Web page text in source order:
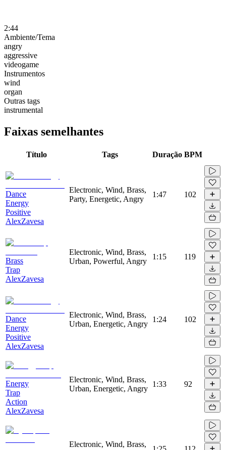
2:44
Ambiente/Tema
angry
aggressive
videogame
Instrumentos
wind
organ
Outras tags
instrumental
Faixas semelhantes
Título Tags Duração BPM
Dance
Energy
Positive
AlexZavesa
Electronic, Wind, Brass,
Party, Energetic, Angry
1:47 102
Brass
Trap
AlexZavesa
Electronic, Wind, Brass,
Urban, Powerful, Angry
1:15 119
Dance
Energy
Positive
AlexZavesa
Electronic, Wind, Brass,
Urban, Energetic, Angry
1:24 102
Energy
Trap
Action
AlexZavesa
Electronic, Wind, Brass,
Urban, Energetic, Angry
1:33 92
Electronic, Wind, Brass,